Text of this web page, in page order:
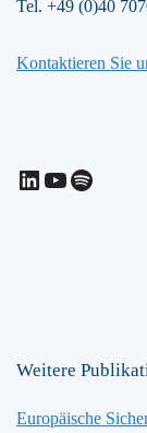
Tel. +49 (0)40
Kontaktieren Sie
LinkedIn
YouTube
Spotify
Weitere
Europäische